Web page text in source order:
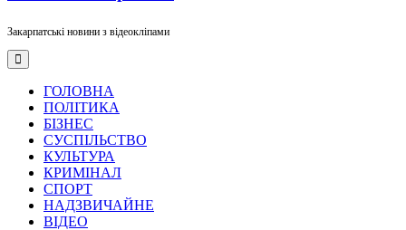
Закарпатські новини з відеокліпами
ГОЛОВНА
ПОЛІТИКА
БІЗНЕС
СУСПІЛЬСТВО
КУЛЬТУРА
КРИМІНАЛ
СПОРТ
НАДЗВИЧАЙНЕ
ВІДЕО